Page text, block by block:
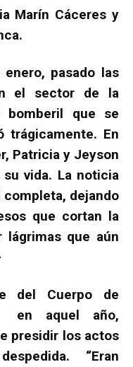
Marín Cáceres y
pasado las
el sector de la
bomberil que se
trágicamente. En
Patricia y Jeyson
vida. La noticia
dejando
que cortan la
lágrimas que aún
del Cuerpo de
en aquel año,
presidir los actos
“Eran